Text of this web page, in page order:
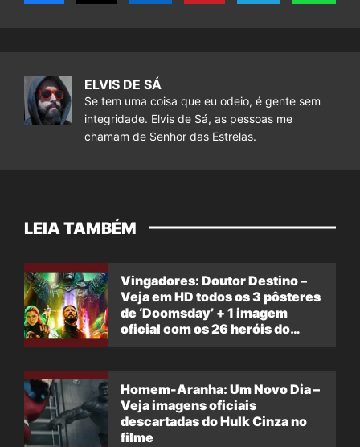
ELVIS DE SÁ
Se tem uma coisa que eu odeio, é gente sem
integridade. Elvis de Sá, as pessoas me
chamam de Senhor das Estrelas.
LEIA TAMBÉM
Vingadores: Doutor Destino –
Veja em HD todos os 3 pôsteres
de ‘Doomsday’ + 1 imagem
oficial com os 26 heróis do
Homem-Aranha: Um Novo Dia –
Veja imagens oficiais
descartadas do Hulk Cinza no
filme